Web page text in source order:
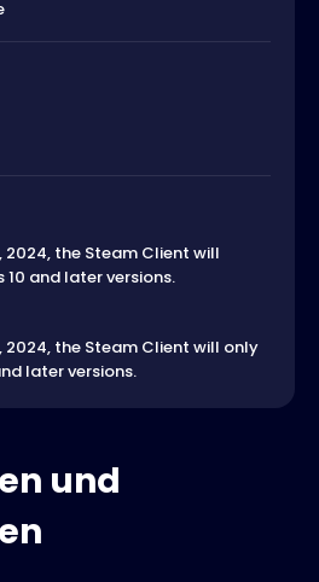
the Steam Client will
and later versions.
2024, the Steam Client will only
later versions.
und